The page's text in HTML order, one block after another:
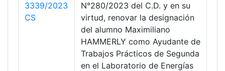
3339/2023
CS
N°280/2023 del C.D. y en su
virtud, renovar la designación
del alumno Maximiliano
HAMMERLY como Ayudante de
Trabajos Prácticos de Segunda
en el Laboratorio de Energías